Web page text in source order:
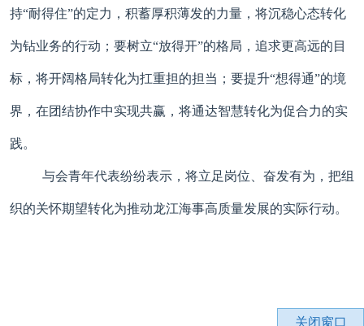
持“耐得住”的定力，积蓄厚积薄发的力量，将沉稳心态转化
为钻业务的行动；要树立“放得开”的格局，追求更高远的目
标，将开阔格局转化为扛重担的担当；要提升“想得通”的境
界，在团结协作中实现共赢，将通达智慧转化为促合力的实
践。
与会青年代表纷纷表示，将立足岗位、奋发有为，把组
织的关怀期望转化为推动龙江海事高质量发展的实际行动。
关闭窗口